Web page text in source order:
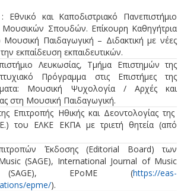
και Καποδιστριακό Πανεπιστήμιο
Σπουδών. Επίκουρη Καθηγήτρια
Μουσική Παιδαγωγική – Διδακτική με νέες
εκπαίδευση εκπαιδευτικών.
Λευκωσίας, Τμήμα Επιστημών της
Πρόγραμμα στις Επιστήμες της
Μουσική Ψυχολογία / Αρχές και
στη Μουσική Παιδαγωγική.
Επιτροπής Ηθικής και Δεοντολογίας της
του ΕΛΚΕ ΕΚΠΑ με τριετή θητεία (από
Έκδοσης (Editorial Board) των
(SAGE), International Journal of Music
(SAGE), EPoME (https://eas-
epme/).